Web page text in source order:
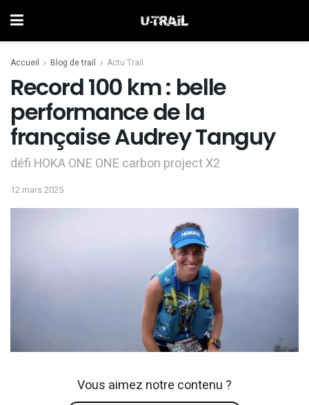
Accueil Blog de trail Actu Trail
Record 100 km : belle
performance de la
française Audrey Tanguy
défi HOKA ONE ONE carbon project X2
12 mars 2025
Vous aimez notre contenu ?